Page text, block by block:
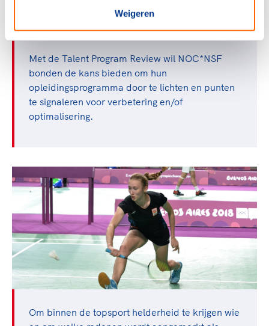
Weigeren
Met de Talent Program Review wil NOC*NSF
bonden de kans bieden om hun
opleidingsprogramma door te lichten en punten
te signaleren voor verbetering en/of
optimalisering.
Om binnen de topsport helderheid te krijgen wie